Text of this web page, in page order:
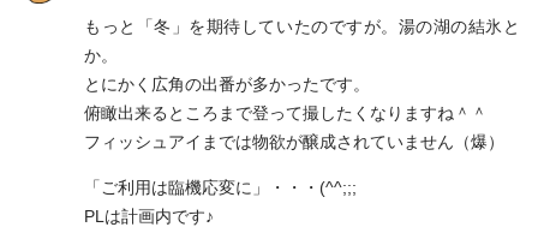
もっと「冬」を期待していたのですが。湯の湖の結氷と
か。
とにかく広角の出番が多かったです。
俯瞰出来るところまで登って撮したくなりますね＾＾
フィッシュアイまでは物欲が醸成されていません（爆）
「ご利用は臨機応変に」・・・(^^;;;
PLは計画内です♪